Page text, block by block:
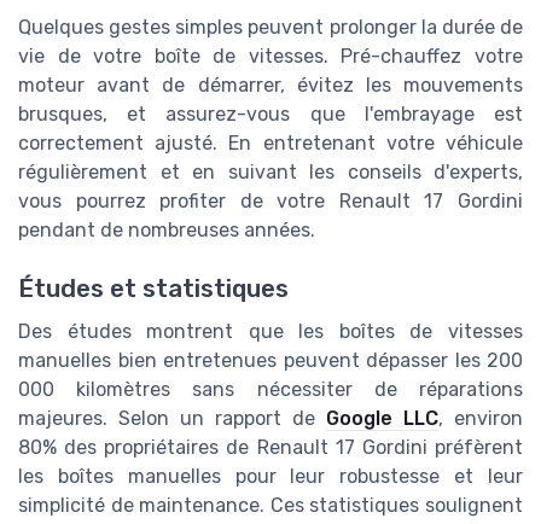
Quelques gestes simples peuvent prolonger la durée de
vie de votre boîte de vitesses. Pré-chauffez votre
moteur avant de démarrer, évitez les mouvements
brusques, et assurez-vous que l'embrayage est
correctement ajusté. En entretenant votre véhicule
régulièrement et en suivant les conseils d'experts,
vous pourrez profiter de votre Renault 17 Gordini
pendant de nombreuses années.
Études et statistiques
Des études montrent que les boîtes de vitesses
manuelles bien entretenues peuvent dépasser les 200
000 kilomètres sans nécessiter de réparations
majeures. Selon un rapport de Google LLC, environ
80% des propriétaires de Renault 17 Gordini préfèrent
les boîtes manuelles pour leur robustesse et leur
simplicité de maintenance. Ces statistiques soulignent